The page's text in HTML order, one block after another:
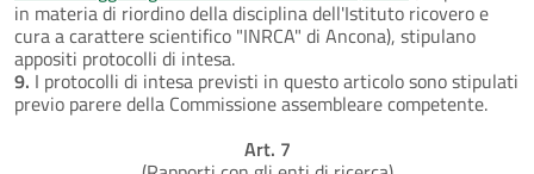
in materia di riordino della disciplina dell'Istituto ricovero e
cura a carattere scientifico "INRCA" di Ancona), stipulano
appositi protocolli di intesa.
9. I protocolli di intesa previsti in questo articolo sono stipulati
previo parere della Commissione assembleare competente.
Art. 7